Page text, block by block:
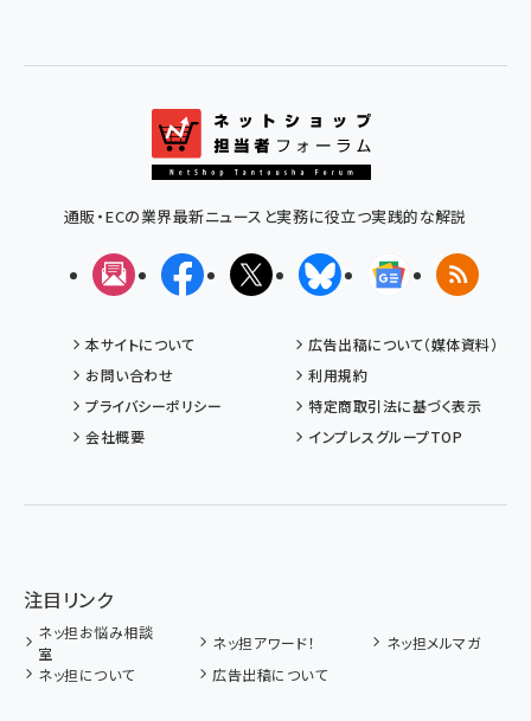
通販・ECの業界最新ニュースと実務に役立つ実践的な解説
メルマガFacebookX(エックス)BlueskyGoogleニュ
RSS
本サイトについて
広告出稿について（媒体資料）
お問い合わせ
利用規約
プライバシーポリシー
特定商取引法に基づく表示
会社概要
インプレスグループTOP
注目リンク
ネッ担お悩み相談
室
ネッ担アワード！
ネッ担メルマガ
ネッ担について
広告出稿について